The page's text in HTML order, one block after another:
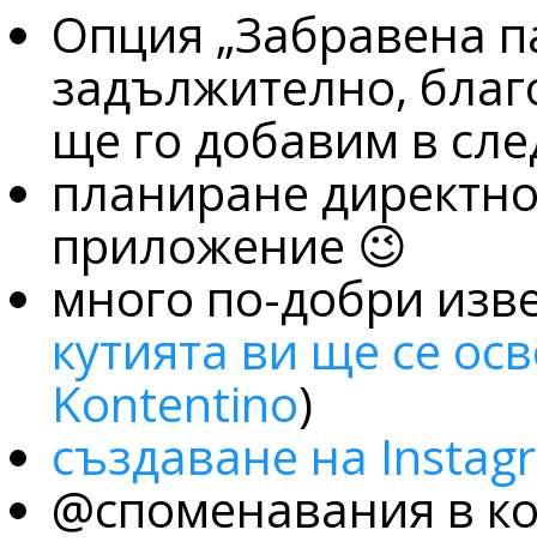
Опция „Забравена
задължително,
ще го добавим в
планиране
приложение 😉
много по-добри
кутията ви ще се
Kontentino)
създаване на
@споменавания в